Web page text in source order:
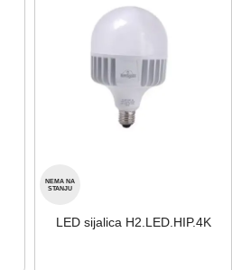
NEMA NA
STANJU
LED sijalica H2.LED.HIP.4K